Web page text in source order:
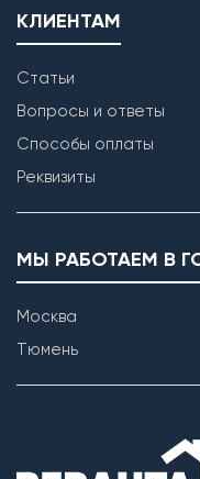
КЛИЕНТАМ
Статьи
Вопросы и ответы
Способы оплаты
Реквизиты
МЫ РАБОТАЕМ В
Москва
Тюмень